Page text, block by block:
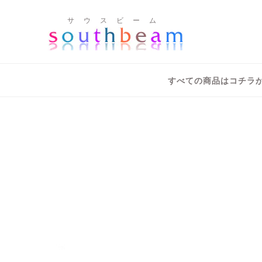
サ ウ ス ビ ー ム
すべての商品はコチラ